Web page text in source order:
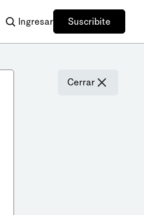
Ingresar Suscribite
Cerrar